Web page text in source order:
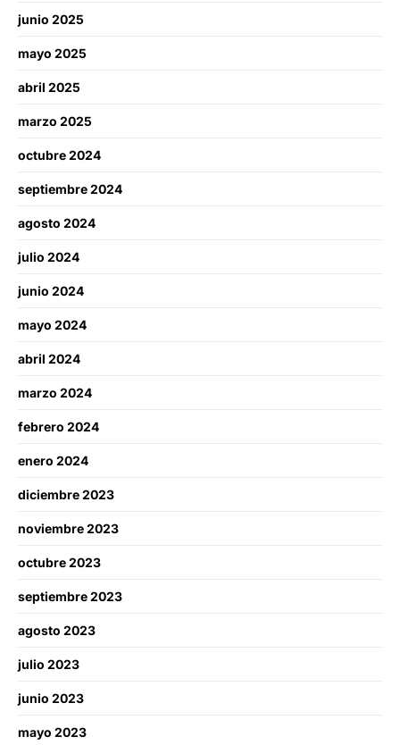
junio 2025
mayo 2025
abril 2025
marzo 2025
octubre 2024
septiembre 2024
agosto 2024
julio 2024
junio 2024
mayo 2024
abril 2024
marzo 2024
febrero 2024
enero 2024
diciembre 2023
noviembre 2023
octubre 2023
septiembre 2023
agosto 2023
julio 2023
junio 2023
mayo 2023